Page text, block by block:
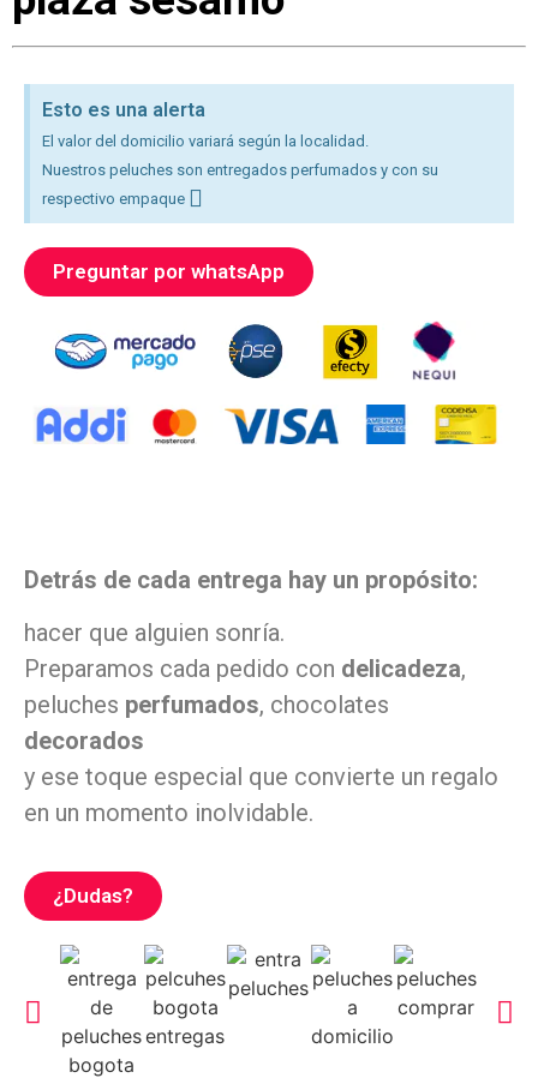
Esto es una alerta
El valor del domicilio variará según la localidad.
Nuestros peluches son entregados perfumados y con su
respectivo empaque
Preguntar por whatsApp
Detrás de cada entrega hay un propósito:
hacer que alguien sonría.
Preparamos cada pedido con delicadeza,
peluches perfumados, chocolates
decorados
y ese toque especial que convierte un regalo
en un momento inolvidable.
¿Dudas?